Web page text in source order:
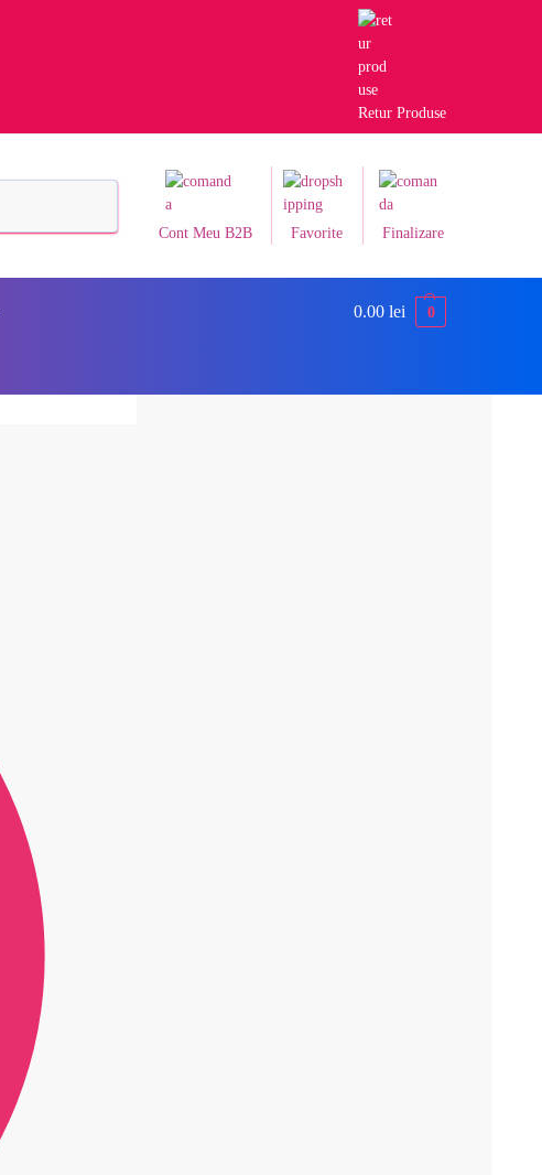
Retur Produse
Cont Meu B2B Favorite Finalizare
0.00 lei 0